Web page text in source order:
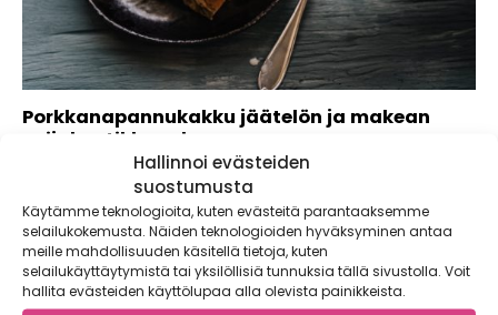
Hallinnoi evästeiden
suostumusta
Käytämme teknologioita, kuten evästeitä parantaaksemme
selailukokemusta. Näiden teknologioiden hyväksyminen antaa
meille mahdollisuuden käsitellä tietoja, kuten
selailukäyttäytymistä tai yksilöllisiä tunnuksia tällä sivustolla. Voit
hallita evästeiden käyttölupaa alla olevista painikkeista.
Porkkanapannukakku jäätelön ja makean
soijakastikkeen kanssa
Tiesitkö, että soijakastike ja vaniljajäätelö sopivat yhteen?
Makean ja suolaisen liitosta syntyy tunnetusti taivaallisia...